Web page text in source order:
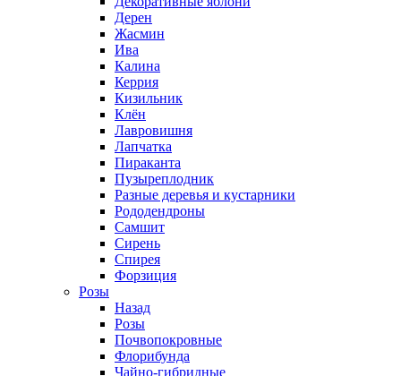
Дерен
Жасмин
Ива
Калина
Керрия
Кизильник
Клён
Лавровишня
Лапчатка
Пираканта
Пузыреплодник
Разные деревья и кустарники
Рододендроны
Самшит
Сирень
Спирея
Форзиция
Розы
Назад
Розы
Почвопокровные
Флорибунда
Чайно-гибридные